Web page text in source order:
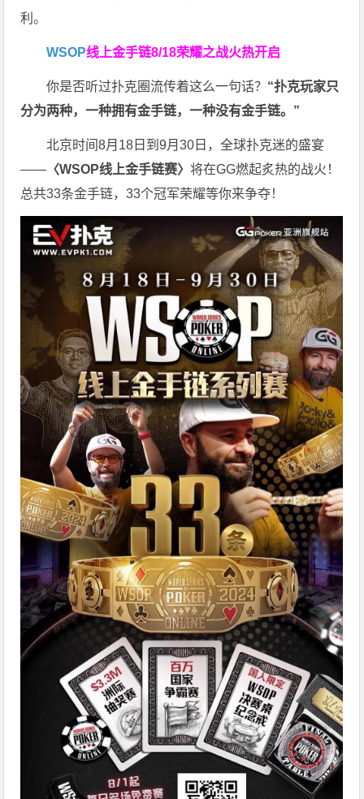
利。
WSOP线上金手链8/18荣耀之战火热开启
你是否听过扑克圈流传着这么一句话？ “扑克玩家只
分为两种，一种拥有金手链，一种没有金手链。”
北京时间8月18日到9月30日，全球扑克迷的盛宴
—— 〈WSOP线上金手链赛〉将在GG燃起炙热的战火！
总共33条金手链，33个冠军荣耀等你来争夺！